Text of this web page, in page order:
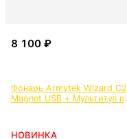
Фонарь Armytek Wizard C2
Magnet USB + Мультитул в
НОВИНКА